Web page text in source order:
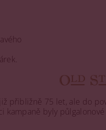
přibližně 75 let, ale do
kampaně byly